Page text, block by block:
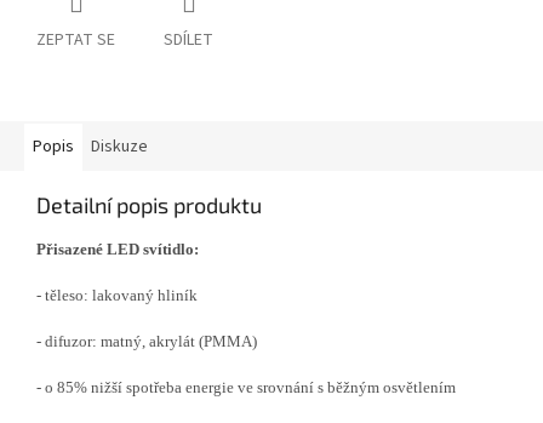
ZEPTAT SE SDÍLET
Popis Diskuze
Detailní popis produktu
Přisazené LED svítidlo:
- těleso: lakovaný hliník
- difuzor: matný, akrylát (PMMA)
- o 85% nižší spotřeba energie ve srovnání s běžným osvětlením